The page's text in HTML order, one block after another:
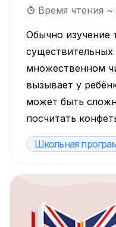
Время чтения ~
Обычно изучение
множественном
вызывает у
может быть
посчитать
греющихся на
иногда
посчитать. Три
четыре урока —
Школьная